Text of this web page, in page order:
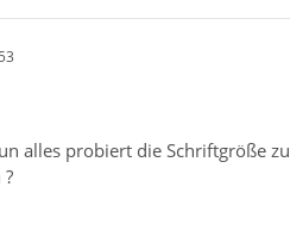
alles probiert die Schriftgröße